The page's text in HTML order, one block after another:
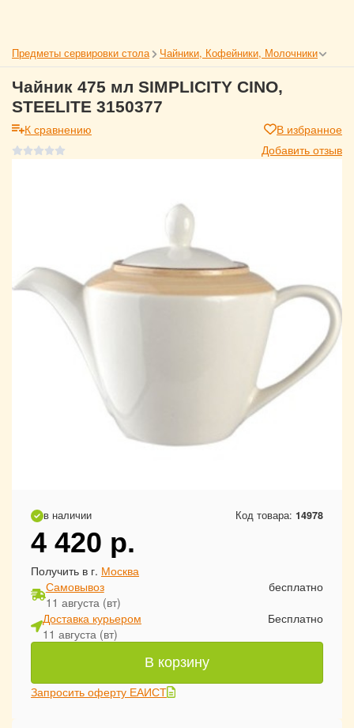
Предметы сервировки стола Чайники, Кофейники, Молочники
Чайник 475 мл SIMPLICITY CINO,
STEELITE 3150377
К сравнению
В избранное
Добавить отзыв
в наличии Код товара: 14978
4 420 р.
Получить в г. Москва
Самовывоз
11 августа (вт)
бесплатно
Доставка курьером
11 августа (вт)
Бесплатно
В корзину
Запросить оферту ЕАИСТ